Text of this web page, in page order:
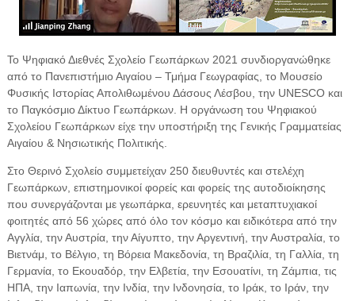
Το Ψηφιακό Διεθνές Σχολείο Γεωπάρκων 2021 συνδιοργανώθηκε
από το Πανεπιστήμιο Αιγαίου – Τμήμα Γεωγραφίας, το Μουσείο
Φυσικής Ιστορίας Απολιθωμένου Δάσους Λέσβου, την UNESCO και
το Παγκόσμιο Δίκτυο Γεωπάρκων. Η οργάνωση του Ψηφιακού
Σχολείου Γεωπάρκων είχε την υποστήριξη της Γενικής Γραμματείας
Αιγαίου & Νησιωτικής Πολιτικής.
Στο Θερινό Σχολείο συμμετείχαν 250 διευθυντές και στελέχη
Γεωπάρκων, επιστημονικοί φορείς και φορείς της αυτοδιοίκησης
που συνεργάζονται με γεωπάρκα, ερευνητές και μεταπτυχιακοί
φοιτητές από 56 χώρες από όλο τον κόσμο και ειδικότερα από την
Αγγλία, την Αυστρία, την Αίγυπτο, την Αργεντινή, την Αυστραλία, το
Βιετνάμ, το Βέλγιο, τη Βόρεια Μακεδονία, τη Βραζιλία, τη Γαλλία, τη
Γερμανία, το Εκουαδόρ, την Ελβετία, την Εσουατίνι, τη Ζάμπια, τις
ΗΠΑ, την Ιαπωνία, την Ινδία, την Ινδονησία, το Ιράκ, το Ιράν, την